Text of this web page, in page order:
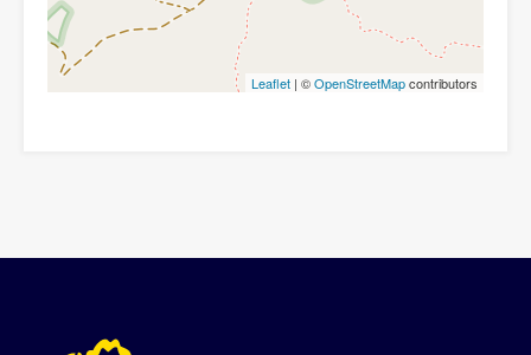
Leaflet | ©OpenStreetMapcontributors